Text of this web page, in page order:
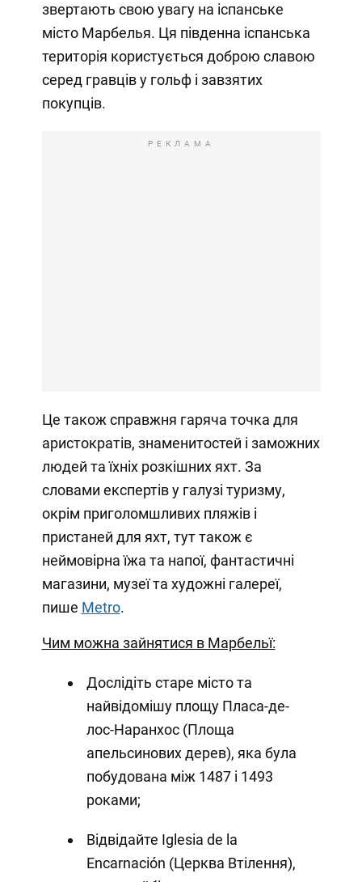
звертають свою увагу на іспанське
місто Марбелья. Ця південна іспанська
територія користується доброю славою
серед гравців у гольф і завзятих
покупців.
РЕКЛАМА
Це також справжня гаряча точка для
аристократів, знаменитостей і заможних
людей та їхніх розкішних яхт. За
словами експертів у галузі туризму,
окрім приголомшливих пляжів і
пристаней для яхт, тут також є
неймовірна їжа та напої, фантастичні
магазини, музеї та художні галереї,
пише Metro.
Чим можна зайнятися в Марбельї:
Дослідіть старе місто та
найвідомішу площу Пласа-де-
лос-Наранхос (Площа
апельсинових дерев), яка була
побудована між 1487 і 1493
роками;
Відвідайте Iglesia de la
Encarnación (Церква Втілення),